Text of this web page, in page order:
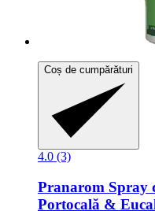
Coș de cumpărături
4.0 (3)
Pranarom Spray
Portocală &